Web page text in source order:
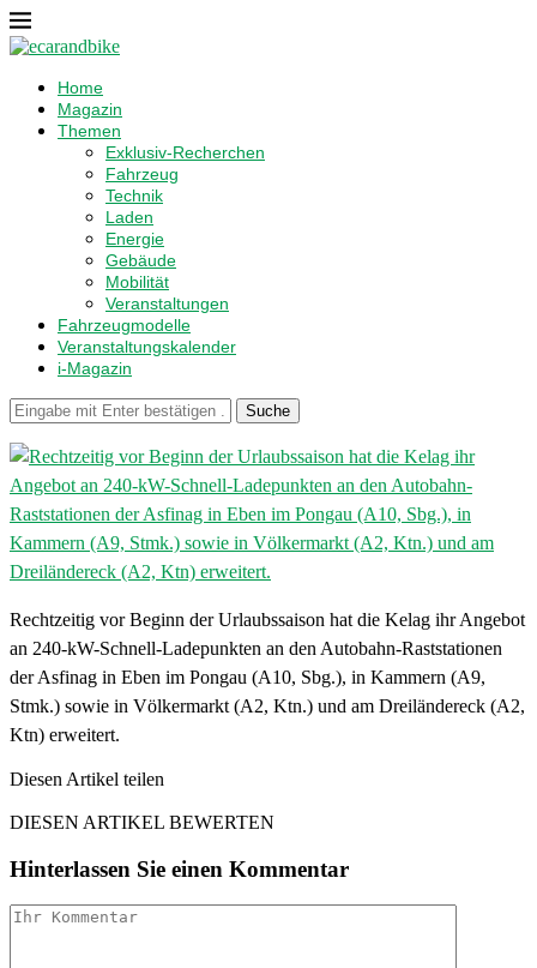
Home
Magazin
Themen
Exklusiv-Recherchen
Fahrzeug
Technik
Laden
Energie
Gebäude
Mobilität
Veranstaltungen
Fahrzeugmodelle
Veranstaltungskalender
i-Magazin
Suche
Rechtzeitig vor Beginn der Urlaubssaison hat die Kelag ihr Angebot
an 240-kW-Schnell-Ladepunkten an den Autobahn-Raststationen
der Asfinag in Eben im Pongau (A10, Sbg.), in Kammern (A9,
Stmk.) sowie in Völkermarkt (A2, Ktn.) und am Dreiländereck (A2,
Ktn) erweitert.
Diesen Artikel teilen
DIESEN ARTIKEL BEWERTEN
Hinterlassen Sie einen Kommentar